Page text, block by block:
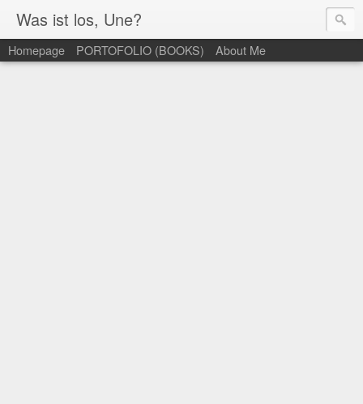
Was ist los, Une?
Homepage PORTOFOLIO (BOOKS) About Me